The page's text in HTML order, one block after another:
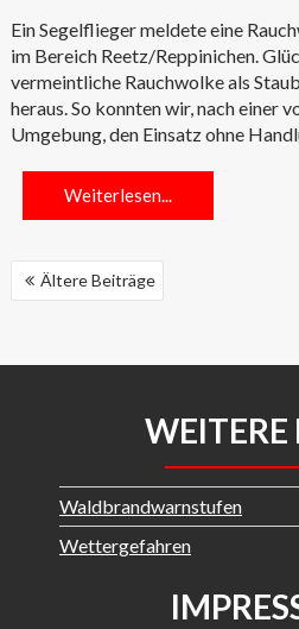
Ein Segelflieger meldete eine
im Bereich Reetz/Reppinichen.
vermeintliche Rauchwolke als
heraus. So konnten wir, nach einer
Umgebung, den Einsatz ohne
Weiterlesen...
BEITRAGSNAVIGATION
Ältere Beiträge
WEITERE
Waldbrandwarnstufen
Wettergefahren